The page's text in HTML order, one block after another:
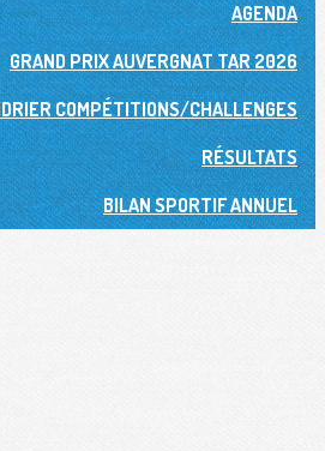
AGENDA
GRAND PRIX AUVERGNAT TAR 2026
COMPÉTITIONS/CHALLENGES
RÉSULTATS
BILAN SPORTIF ANNUEL